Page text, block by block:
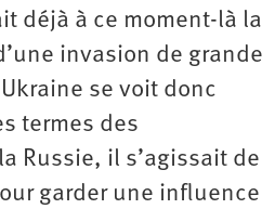
déjà à ce moment-là la
invasion de grande
se voit donc
termes des
Russie, il s’agissait de
garder une influence